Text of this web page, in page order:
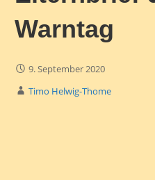
Warntag
9. September 2020
Timo Helwig-Thome